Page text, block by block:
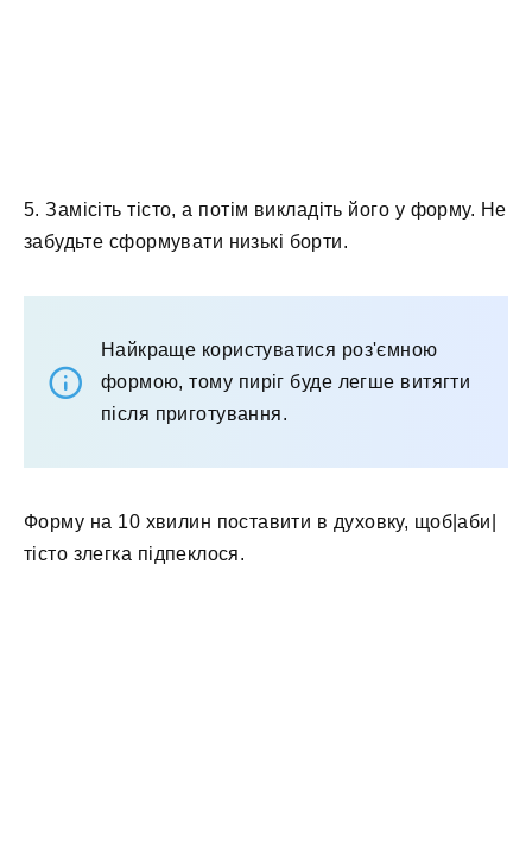
5. Замісіть тісто, а потім викладіть його у форму. Не
забудьте сформувати низькі борти.
Найкраще користуватися роз'ємною
формою, тому пиріг буде легше витягти
після приготування.
Форму на 10 хвилин поставити в духовку, щоб|аби|
тісто злегка підпеклося.